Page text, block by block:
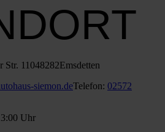
Str. 11048282Ems­det­ten
siemon.deTele­fon: 02572
Uhr